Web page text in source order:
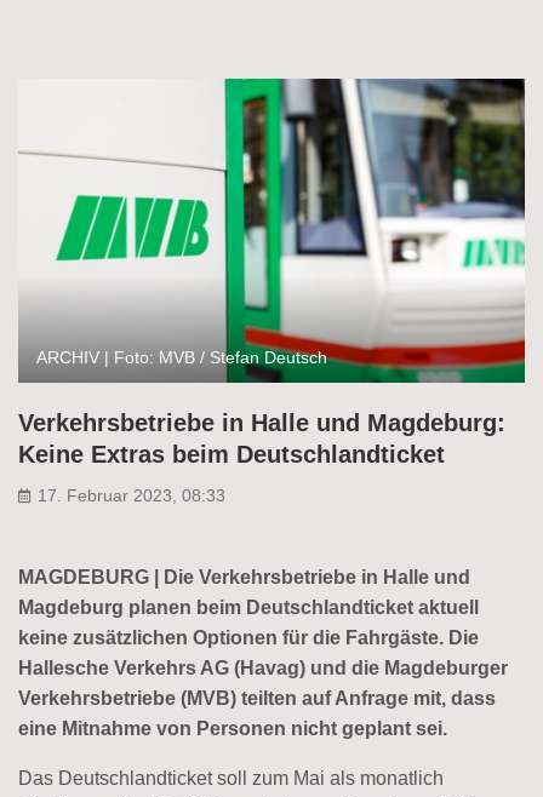
ARCHIV | Foto: MVB / Stefan Deutsch
Verkehrsbetriebe in Halle und Magdeburg:
Keine Extras beim Deutschlandticket
17. Februar 2023, 08:33
MAGDEBURG | Die Verkehrsbetriebe in Halle und
Magdeburg planen beim Deutschlandticket aktuell
keine zusätzlichen Optionen für die Fahrgäste. Die
Hallesche Verkehrs AG (Havag) und die Magdeburger
Verkehrsbetriebe (MVB) teilten auf Anfrage mit, dass
eine Mitnahme von Personen nicht geplant sei.
Das Deutschlandticket soll zum Mai als monatlich